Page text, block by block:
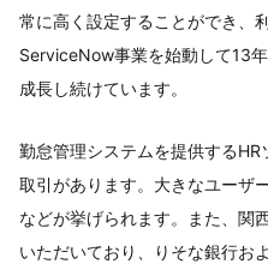
常に高く設定することができ、
ServiceNow事業を始動して13
成長し続けています。
勤怠管理システムを提供する
取引があります。大きなユーザ
などが挙げられます。また、関
いただいており、りそな銀行お